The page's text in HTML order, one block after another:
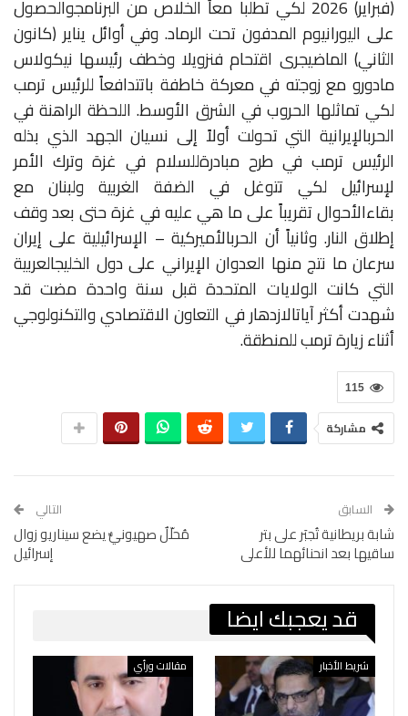
(فبراير)2026 لكي تطلبا معاً الخلاص من البرنامجوالحصول
على اليورانيوم المدفون تحت الرماد. وفي أوائل يناير (كانون
الثاني) الماضيجرى اقتحام فنزويلا وخطف رئيسها نيكولاس
مادورو مع زوجته في معركة خاطفة باتتدافعاً للرئيس ترمب
لكيتماثلها الحروبفي الشرق الأوسط. اللحظة الراهنةفي
الحربالإيرانية التي تحولت أولاً إلى نسيان الجهد الذي بذله
الرئيس ترمب في طرح مبادرةللسلام في غزة وترك الأمر
لإسرائيل لكي تتوغل في الضفة الغربية ولبنان مع
بقاءالأحوالتقريباً علىماهيعليهفي غزةحتىبعدوقف
إطلاق النار. وثانياً أن الحربالأميركية – الإسرائيلية على إيران
سرعانما نتجمنها العدوان الإيراني علىدول الخليجالعربية
التي كانت الولايات المتحدة قبل سنة واحدة مضت قد
شهدتأكثرآياتالازدهارفي التعاونالاقتصاديوالتكنولوجي
أثناءزيارةترمبللمنطقة.
115
مشاركة
السابق
شابة بريطانية تُجبَر على بتر
ساقيها بعد انحنائهما للأعلى
التالي
مُحلّلٌ صهيونيٌّ يضع سيناريو زوال
إسرائيل
قد يعجبك ايضا
شريط الأخبار مقالات ورأي